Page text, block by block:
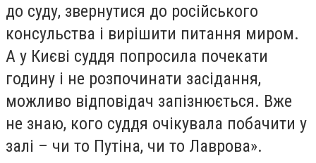
до суду, звернутися до російського
консульства і вирішити питання миром.
А у Києві суддя попросила почекати
годину і не розпочинати засідання,
можливо відповідач запізнюється. Вже
не знаю, кого суддя очікувала побачити у
залі – чи то Путіна, чи то Лаврова».